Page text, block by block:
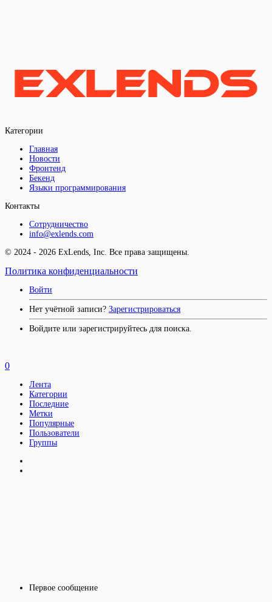
Категории
Главная
Новости
Фронтенд
Бекенд
Языки программирования
Контакты
Сотрудничество
info@exlends.com
© 2024 - 2026 ExLends, Inc. Все права защищены.
Политика конфиденциальности
Войти
Нет учётной записи? Зарегистрироваться
Войдите или зарегистрируйтесь для поиска.
Первое сообщение
0
Лента
Категории
Последние
Метки
Популярные
Пользователи
Группы